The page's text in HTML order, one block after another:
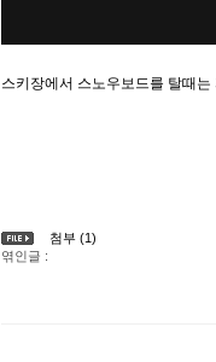
스키장에서 스노우보드를 탈때
첨부 (1)
엮인글 :